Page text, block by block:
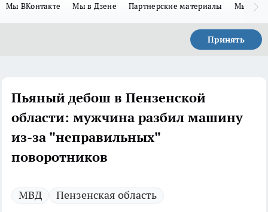
Мы ВКонтакте Мы в Дзене Партнерские материалы Мы в
Принять
Пьяный дебош в Пензенской
области: мужчина разбил машину
из-за "неправильных"
поворотников
МВД Пензенская область